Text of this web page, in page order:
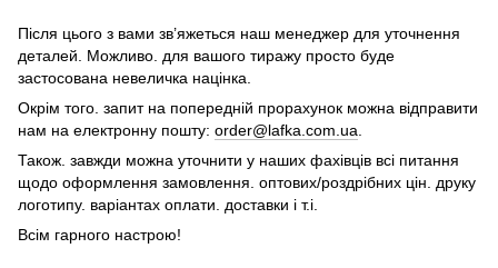
Після цього з вами зв’яжеться наш менеджер для уточнення
деталей. Можливо. для вашого тиражу просто буде
застосована невеличка націнка.
Окрім того. запит на попередній прорахунок можна відправити
нам на електронну пошту: order@lafka.com.ua
Також. завжди можна уточнити у наших фахівців всі питання
щодо оформлення замовлення. оптових/роздрібних цін. друку
логотипу. варіантах оплати. доставки і т.і.
Всім гарного настрою!